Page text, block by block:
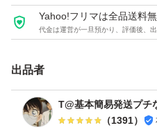
Yahoo!フリマは全品送料
代金は運営が一旦預かり、評価後、
出品者
T@基本簡易発送プチ
（1391）